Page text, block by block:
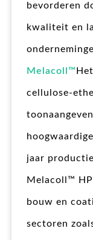
bevorderen
kwaliteit en
Melacoll™
cellulose-
jaar
Melacoll™
bouw en
sectoren